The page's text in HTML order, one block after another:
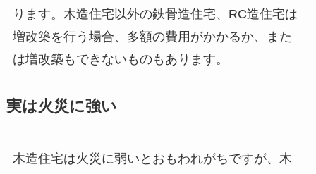
ります。木造住宅以外の鉄骨造住宅、RC造住宅は
増改築を行う場合、多額の費用がかかるか、また
は増改築もできないものもあります。
実は火災に強い
木造住宅は火災に弱いとおもわれがちですが、木